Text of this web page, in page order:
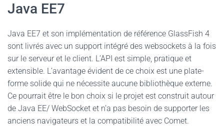
Java EE7
Java EE7 et son implémentation de référence GlassFish 4
sont livrés avec un support intégré des websockets à la fois
sur le serveur et le client. L’API est simple, pratique et
extensible. L’avantage évident de ce choix est une plate-
forme solide qui ne nécessite aucune bibliothèque externe.
Ce pourrait être le bon choix si le projet est construit autour
de Java EE/ WebSocket et n’a pas besoin de supporter les
anciens navigateurs et la compatibilité avec Comet.